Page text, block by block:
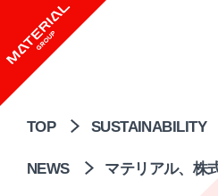
TOP SUSTAINABILITY
NEWS マテリアル、株